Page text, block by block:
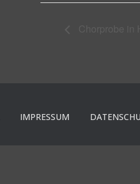
IMPRESSUM